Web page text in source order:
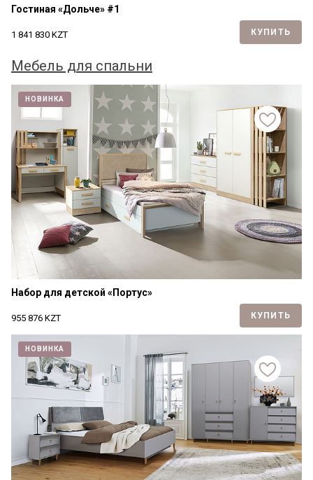
Гостиная «Дольче» #1
1 841 830 KZT КУПИТЬ
Мебель для спальни
НОВИНКА
Набор для детской «Портус»
955 876 KZT КУПИТЬ
НОВИНКА